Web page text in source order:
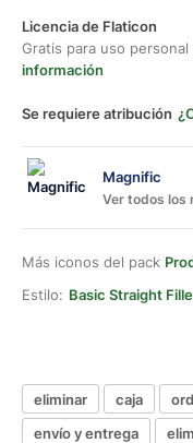
Licencia de Flaticon
Gratis para uso
información
Se requiere atribución
Magnific
Ver todos los
Más iconos del pack
Estilo: Basic Straight
eliminar caja
envío y entrega